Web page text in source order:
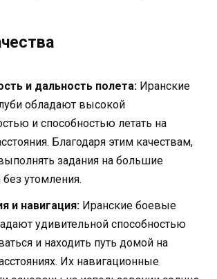
и дальность полета: Иранские
обладают высокой
и способностью летать на
Благодаря этим качествам,
задания на большие
без утомления.
и навигация: Иранские боевые
удивительной способностью
и находить путь домой на
Их навигационные